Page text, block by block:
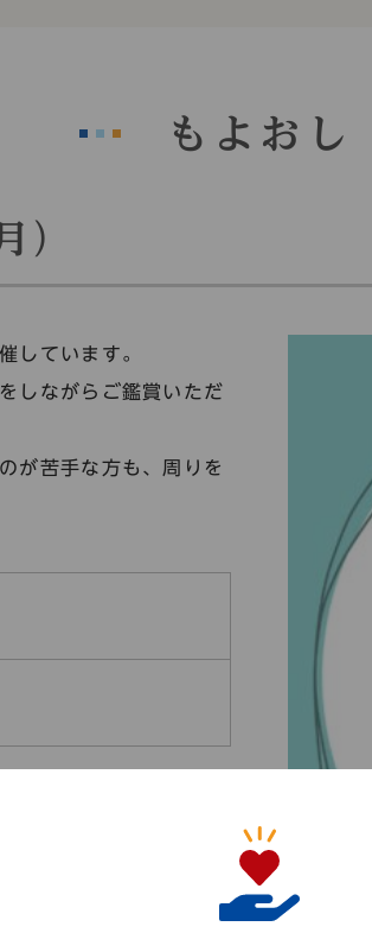
もよおし
）
しています。
しながらご鑑賞いただ
が苦手な方も、周りを